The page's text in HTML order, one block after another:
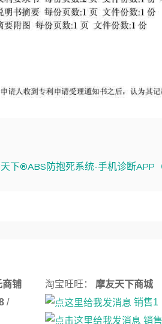
下®ABS防抱死系统-手机诊断APP
商铺
/
淘宝旺旺： 摩友天下商城
销售1
销